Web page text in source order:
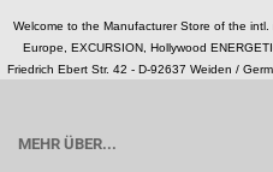
Welcome to the Manufacturer Store of the
Europe, EXCURSION, Hollywood
Friedrich Ebert Str. 42 - D-92637 Weiden /
MEHR ÜBER...